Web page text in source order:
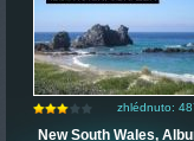
zhlédnuto:
New South Wales,